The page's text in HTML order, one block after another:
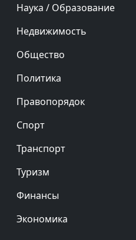
Наука / Образование
Недвижимость
Общество
Политика
Правопорядок
Спорт
Транспорт
Туризм
Финансы
Экономика